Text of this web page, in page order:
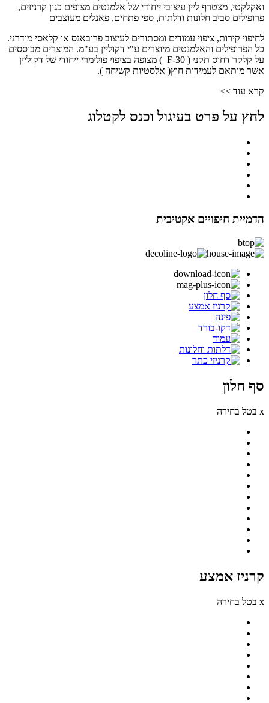
ואקלקטי, מצטרף ליין עיצובי ייחודי של אלמנטים מצופים כגון קרניזים,
פרופילים סביב חלונות ודלתות, ספי פתחים, פאנלים מעוצבים
לחיפוי קירות, ציפוי עמודים ומסתורים לעיצוב פרובאנס או קלאסי מודרני.
כל הפרופילים והאלמנטים מיוצרים ע"י דקוליין בע"מ. המוצרים מבוססים
על קלקר דחוס תקני ( F-30 ) מצופה בציפוי פולימרי ייחודי של דקוליין
אשר מותאם לעמידות חוץ( אלסטיות קשיחה ).
קרא עוד >>
לחץ על פרט בעיגול וכנס לקטלוג
הדמיית חיפויים אקטיבית
סף חלון
x בטל בחירה
קרניז אמצע
x בטל בחירה